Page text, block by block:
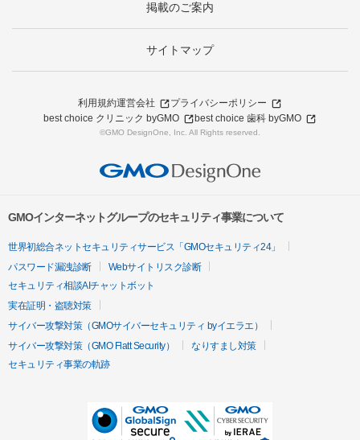
掲載のご案内
サイトマップ
利用規約運営会社
プライバシーポリシー
best choice クリニック byGMO
best choice 歯科 byGMO
©GMO DesignOne, Inc. All Rights reserved.
GMOインターネットグループのセキュリティ事業について
世界初総合ネットセキュリティサービス「GMOセキュリティ24」
パスワード漏洩診断
Webサイトリスク診断
セキュリティ相談AIチャットボット
実在証明・盗聴対策
サイバー攻撃対策（GMOサイバーセキュリティ byイエラエ）
サイバー攻撃対策（GMO Flatt Security）
なりすまし対策
セキュリティ事業の軌跡